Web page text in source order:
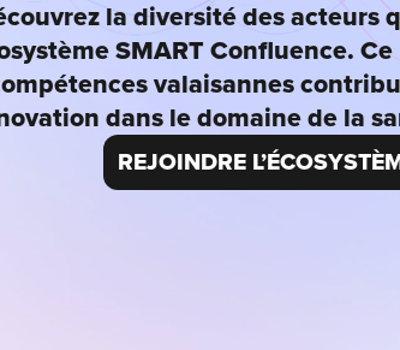
la diversité des acteurs
SMART Confluence.
valaisannes
dans le domaine de la
REJOINDRE